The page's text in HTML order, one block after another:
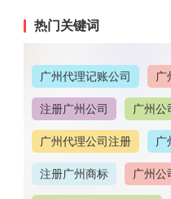
热门关键词
广州代理记账公司 广
注册广州公司 广州公
广州代理公司注册 广
注册广州商标 广州公